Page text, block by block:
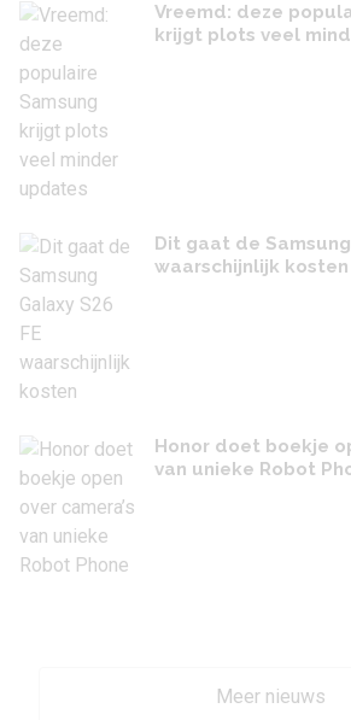
Vreemd: deze
krijgt plots veel
Dit gaat de
waarschijnlijk kosten
Honor doet boekje
van unieke Robot
Meer nieuws